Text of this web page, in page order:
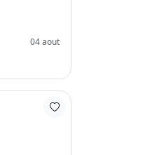
04 aout